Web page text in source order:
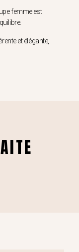
femme est
et élégante,